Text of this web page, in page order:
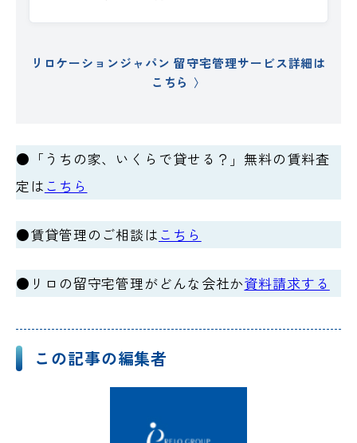
リロケーションジャパン 留守宅管理サービス詳細は
こちら
●「うちの家、いくらで貸せる？」無料の賃料査
定は こちら
●賃貸管理のご相談は こちら
●リロの留守宅管理がどんな会社か資料請求する
この記事の編集者